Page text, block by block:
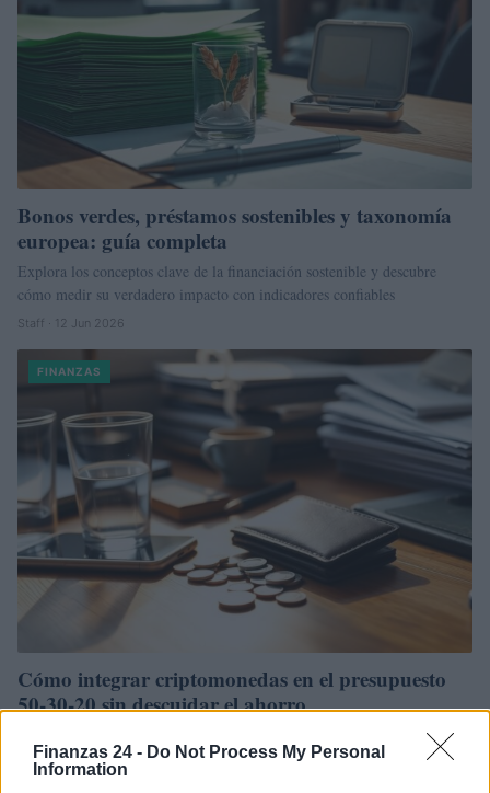
Finanzas 24 - Do Not Process My Personal
Information
Bonos verdes, préstamos sostenibles y taxonomía
europea: guía completa
Explora los conceptos clave de la financiación sostenible y descubre
cómo medir su verdadero impacto con indicadores confiables
Staff · 12 Jun 2026
FINANZAS
Cómo integrar criptomonedas en el presupuesto
50-30-20 sin descuidar el ahorro
La generación Z puede beneficiarse de adaptar el método 50-30-20 para
incluir criptomonedas, asegurando un equilibrio entre inversiones, gastos
y ahorro